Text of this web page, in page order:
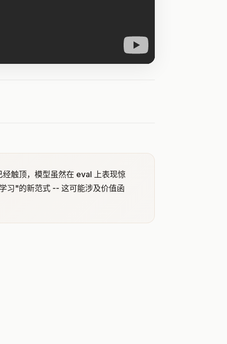
触顶，模型虽然在 eval 上表现惊
习"的新范式 -- 这可能涉及价值函